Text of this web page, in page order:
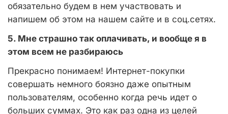
обязательно будем в нем участвовать и
напишем об этом на нашем сайте и в соц.сетях.
5. Мне страшно так оплачивать, и вообще я в
этом всем не разбираюсь
Прекрасно понимаем! Интернет-покупки
совершать немного боязно даже опытным
пользователям, особенно когда речь идет о
больших суммах. Это как раз одна из целей